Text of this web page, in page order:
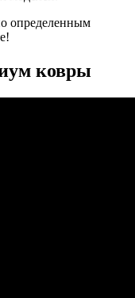
определенным
ковры